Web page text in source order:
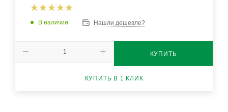
В наличии Нашли дешевле?
КУПИТЬ
КУПИТЬ В 1 КЛИК